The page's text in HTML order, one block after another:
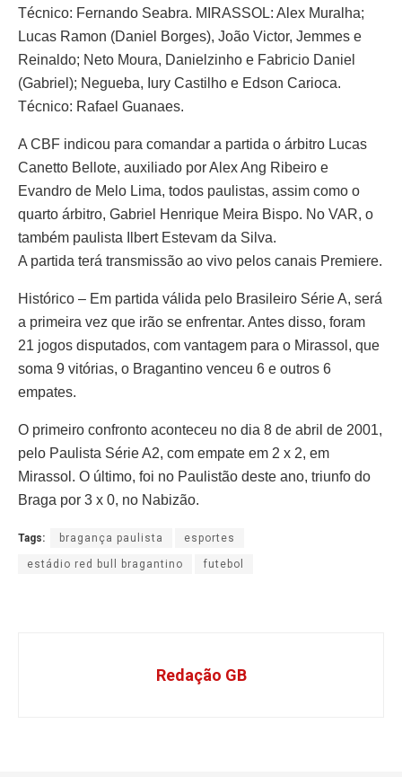
Técnico: Fernando Seabra. MIRASSOL: Alex Muralha;
Lucas Ramon (Daniel Borges), João Victor, Jemmes e
Reinaldo; Neto Moura, Danielzinho e Fabricio Daniel
(Gabriel); Negueba, Iury Castilho e Edson Carioca.
Técnico: Rafael Guanaes.
A CBF indicou para comandar a partida o árbitro Lucas
Canetto Bellote, auxiliado por Alex Ang Ribeiro e
Evandro de Melo Lima, todos paulistas, assim como o
quarto árbitro, Gabriel Henrique Meira Bispo. No VAR, o
também paulista Ilbert Estevam da Silva.
A partida terá transmissão ao vivo pelos canais Premiere.
Histórico – Em partida válida pelo Brasileiro Série A, será
a primeira vez que irão se enfrentar. Antes disso, foram
21 jogos disputados, com vantagem para o Mirassol, que
soma 9 vitórias, o Bragantino venceu 6 e outros 6
empates.
O primeiro confronto aconteceu no dia 8 de abril de 2001,
pelo Paulista Série A2, com empate em 2 x 2, em
Mirassol. O último, foi no Paulistão deste ano, triunfo do
Braga por 3 x 0, no Nabizão.
Tags: bragança paulista esportes
estádio red bull bragantino futebol
Redação GB